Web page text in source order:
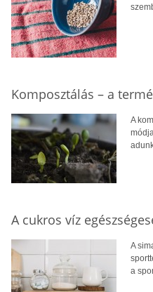
Komposztálás – a
A
A cukros víz
A
a